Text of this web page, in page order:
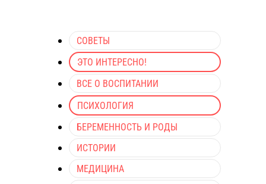
СОВЕТЫ
ЭТО ИНТЕРЕСНО!
ВСЕ О ВОСПИТАНИИ
ПСИХОЛОГИЯ
БЕРЕМЕННОСТЬ И РОДЫ
ИСТОРИИ
МЕДИЦИНА